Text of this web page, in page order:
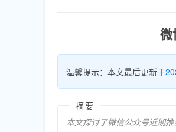
微
温馨提示：本文最后更新于
摘要
本文探讨了微信公众号近期